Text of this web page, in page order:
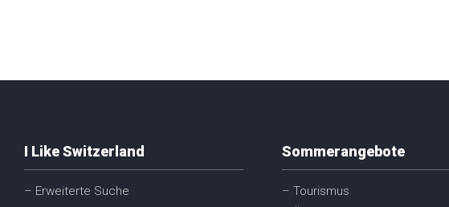
I Like Switzerland
– Erweiterte Suche
Sommerangebote
– Tourismus